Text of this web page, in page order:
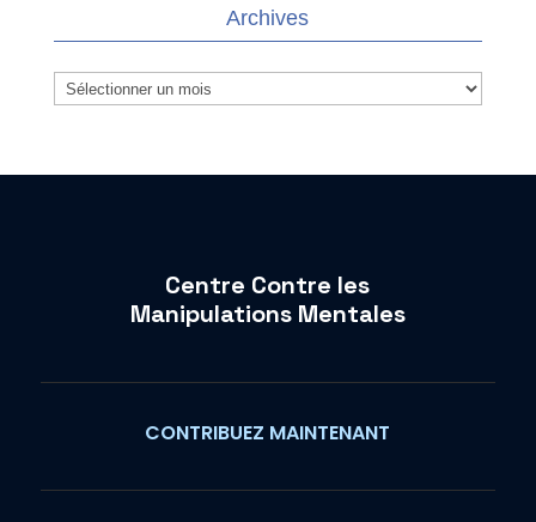
Archives
Archives
Centre Contre les
Manipulations Mentales
CONTRIBUEZ MAINTENANT